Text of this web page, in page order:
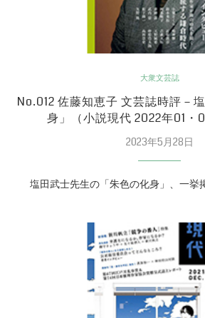
大衆文芸誌
No.012 佐藤知恵子 文芸誌時評－
身」（小説現代 2022年01・
2023年5月28日
塩田武士先生の「朱色の化身」、一挙